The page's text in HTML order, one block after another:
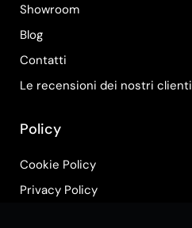
Showroom
Blog
Contatti
Le recensioni dei nostri clienti
Policy
Cookie Policy
Privacy Policy